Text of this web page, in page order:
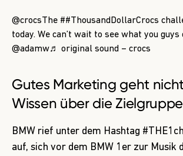
@crocsThe ##ThousandDollarCrocs
today. We can’t wait to see what you
@adamw♬ original sound – crocs
Gutes Marketing geht
Wissen über die
BMW rief unter dem Hashtag
auf, sich vor dem BMW 1er zur Musik